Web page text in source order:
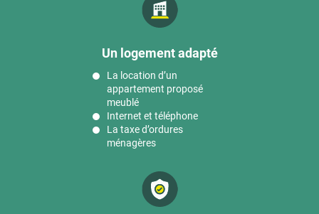
Un logement adapté
La location d’un
appartement proposé
meublé
Internet et téléphone
La taxe d’ordures
ménagères